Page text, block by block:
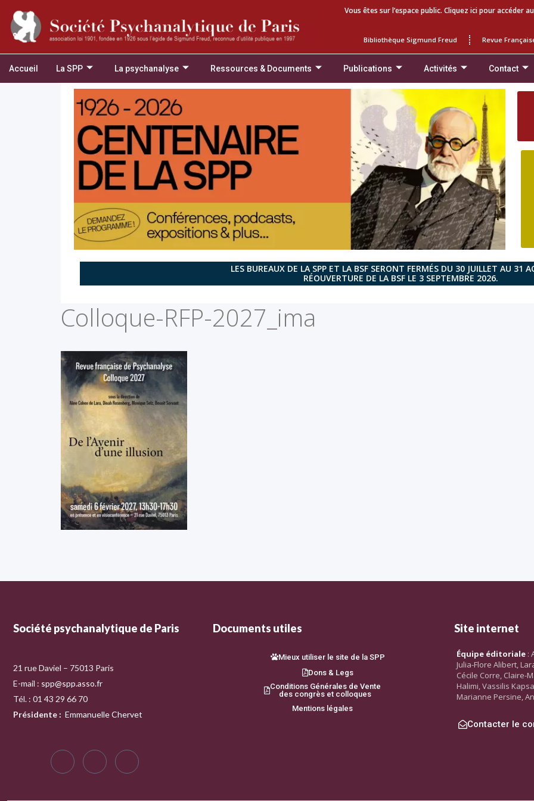
Vous êtes sur l’espace public. Cliquez ici pour accéder
Bibliothèque Sigmund Freud Revue
Accueil La SPP La psychanalyse Ressources & Documents Publications Activités Contact
LES BUREAUX DE LA SPP ET LA BSF SERONT FERMÉS DU 30 JUILLET AU 31
RÉOUVERTURE DE LA BSF LE 3 SEPTEMBRE 2026.
Colloque-RFP-2027_ima
Société psychanalytique de Paris
21 rue Daviel – 75013 Paris
E-mail : spp@spp.asso.fr
Tél. : 01 43 29 66 70
Présidente : Emmanuelle Chervet
Documents utiles
Mieux utiliser le site de la SPP
Dons & Legs
Conditions Générales de Vente
des congrès et colloques
Mentions légales
Site internet
Équipe éditoriale :
Julia-Flore Alibert,
Cécile Corre, Claire-
Halimi, Vassilis
Marianne Persine,
Contacter le